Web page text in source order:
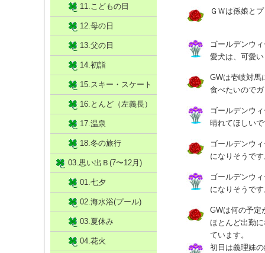
ＧＷは孫娘と
ゴールデンウ
愛犬は、可愛
GWは壱岐対馬
食べたいので
ゴールデンウ
晴れてほしい
ゴールデンウ
になりそうで
ゴールデンウ
になりそうで
GWは何の予定
ほとんど出勤
ています。
初日は義理妹
11.こどもの日
12.母の日
13.父の日
14.初詣
15.スキー・スケート
16.とんど（左義長）
17.温泉
18.冬の旅行
03.思い出Ｂ(7〜12月)
01.七夕
02.海水浴(プール)
03.夏休み
04.花火